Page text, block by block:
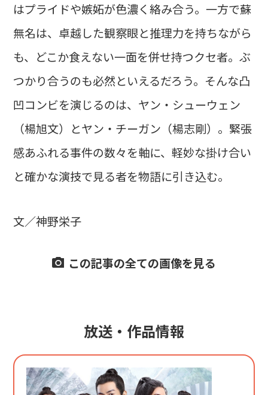
はプライドや嫉妬が色濃く絡み合う。一方で蘇
無名は、卓越した観察眼と推理力を持ちながら
も、どこか食えない一面を併せ持つクセ者。ぶ
つかり合うのも必然といえるだろう。そんな凸
凹コンビを演じるのは、ヤン・シューウェン
（楊旭文）とヤン・チーガン（楊志剛）。緊張
感あふれる事件の数々を軸に、軽妙な掛け合い
と確かな演技で見る者を物語に引き込む。
文／神野栄子
この記事の全ての画像を見る
放送・作品情報